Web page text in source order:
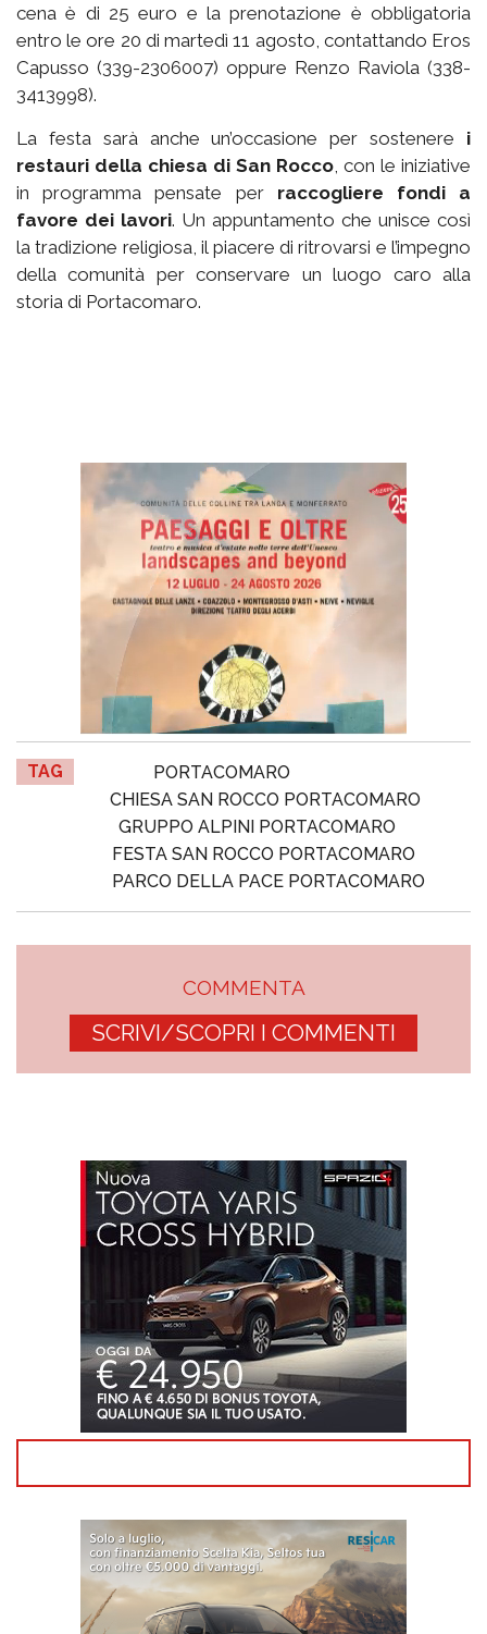
cena è di 25 euro e la prenotazione è obbligatoria
entro le ore 20 di martedì 11 agosto, contattando Eros
Capusso (339-2306007) oppure Renzo Raviola (338-
3413998).
La festa sarà anche un’occasione per sostenere i
restauri della chiesa di San Rocco , con le iniziative
in programma pensate per raccogliere fondi a
favore dei lavori. Un appuntamento che unisce così
la tradizione religiosa, il piacere di ritrovarsi e l’impegno
della comunità per conservare un luogo caro alla
storia di Portacomaro.
TAG
PORTACOMARO
CHIESA SAN ROCCO PORTACOMARO
GRUPPO ALPINI PORTACOMARO
FESTA SAN ROCCO PORTACOMARO
PARCO DELLA PACE PORTACOMARO
COMMENTA
SCRIVI/SCOPRI I COMMENTI